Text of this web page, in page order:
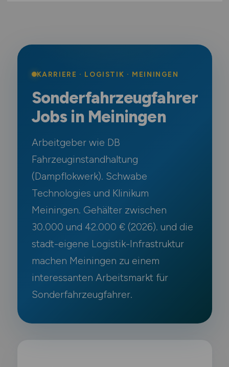
KARRIERE · LOGISTIK · MEININGEN
Sonderfahrzeugfahrer
Jobs in Meiningen
Arbeitgeber wie DB
Fahrzeuginstandhaltung
(Dampflokwerk). Schwabe
Technologies und Klinikum
Meiningen. Gehälter zwischen
30.000 und 42.000 € (2026). und die
stadt-eigene Logistik-Infrastruktur
machen Meiningen zu einem
interessanten Arbeitsmarkt für
Sonderfahrzeugfahrer.